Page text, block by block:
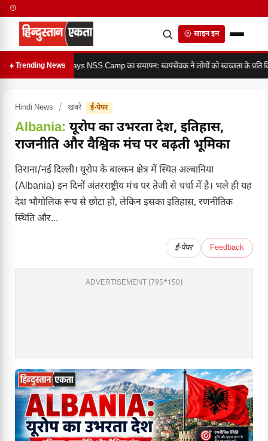
साइन इन
Trending News7 days NSS Camp का समापन: स्वयंसेवक ने लोगों को स्वच्छता के प्रति
Hindi News / खबरें ई-पेपर
Albania: यूरोप का उभरता देश, इतिहास,
राजनीति और वैश्विक मंच पर बढ़ती भूमिका
तिराना/नई दिल्ली। यूरोप के बाल्कन क्षेत्र में स्थित अल्बानिया
(Albania) इन दिनों अंतरराष्ट्रीय मंच पर तेजी से चर्चा में है। भले ही यह
देश भौगोलिक रूप से छोटा हो, लेकिन इसका इतिहास, रणनीतिक
स्थिति और...
ई-पेपर Feedback
ADVERTISEMENT (795*150)